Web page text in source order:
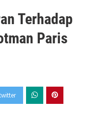
Terhadap
Paris